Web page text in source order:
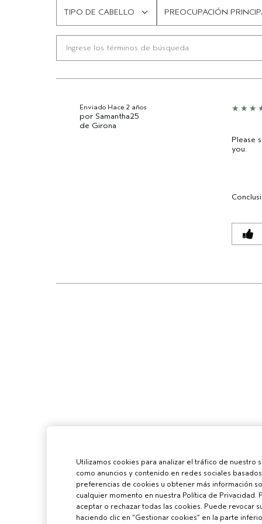
TIPO DE CABELLO
POR
TIPO
CABELLO
PREOCUPACIÓN
PREOCUPACIÓN
DEL
Enviado Hace 2 años
por Samantha25
de Girona
Please
you.
Utilizamos cookies para analizar el tráfico de
como anuncios y contenido en redes sociales
preferencias de cookies u obtener más información
cualquier momento en nuestra Política de Privacidad.
aceptar o rechazar todas las cookies. Puede revocar
haciendo clic en “Gestionar cookies” en la parte